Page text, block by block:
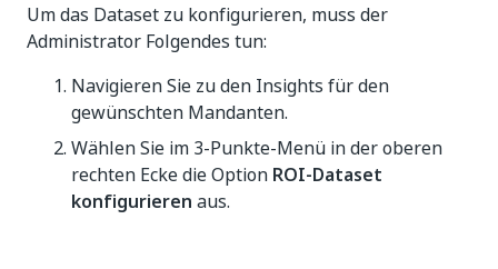
Um das Dataset zu konfigurieren, muss der
Administrator Folgendes tun:
Navigieren Sie zu den Insights für den
gewünschten Mandanten.
Wählen Sie im 3-Punkte-Menü in der oberen
rechten Ecke die Option ROI-Dataset
konfigurieren aus.